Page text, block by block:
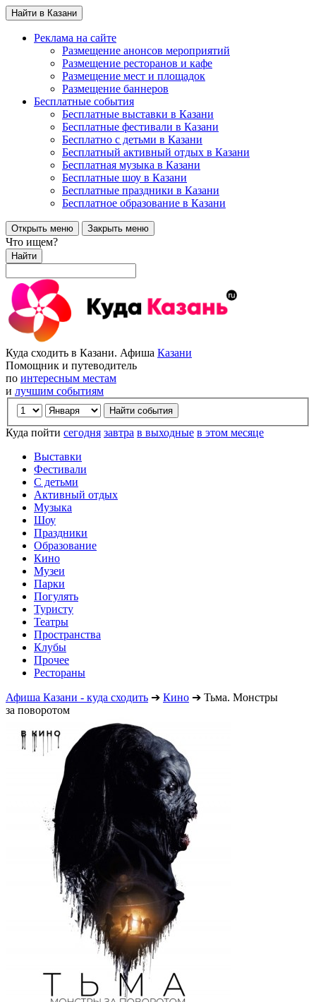
Найти в Казани
Реклама на сайте
Размещение анонсов мероприятий
Размещение ресторанов и кафе
Размещение мест и площадок
Размещение баннеров
Бесплатные события
Бесплатные выставки в Казани
Бесплатные фестивали в Казани
Бесплатно с детьми в Казани
Бесплатный активный отдых в Казани
Бесплатная музыка в Казани
Бесплатные шоу в Казани
Бесплатные праздники в Казани
Бесплатное образование в Казани
Открыть меню Закрыть меню
Что ищем?
Найти
Куда сходить в Казани. Афиша Казани
Помощник и путеводитель
по интересным местам
и лучшим событиям
Куда пойти сегодня завтра в выходные в этом месяце
Выставки
Фестивали
С детьми
Активный отдых
Музыка
Шоу
Праздники
Образование
Кино
Музеи
Парки
Погулять
Туристу
Театры
Пространства
Клубы
Прочее
Рестораны
Афиша Казани - куда сходить ➔ Кино ➔ Тьма. Монстры
за поворотом